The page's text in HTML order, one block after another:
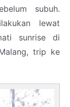
subuh.
lewat
sunrise di
trip ke